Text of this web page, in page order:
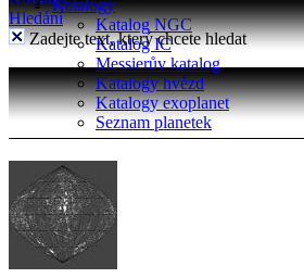
Katalogy
Katalog NGC
Katalog IC
Messierův katalog
Katalogy hvězd
Katalogy exoplanet
Seznam planetek
Hledání
Zadejte text, který chcete hledat